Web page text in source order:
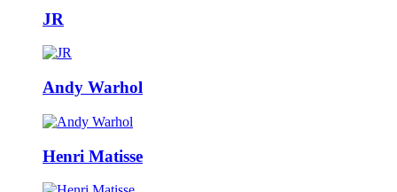
JR
Andy Warhol
Henri Matisse